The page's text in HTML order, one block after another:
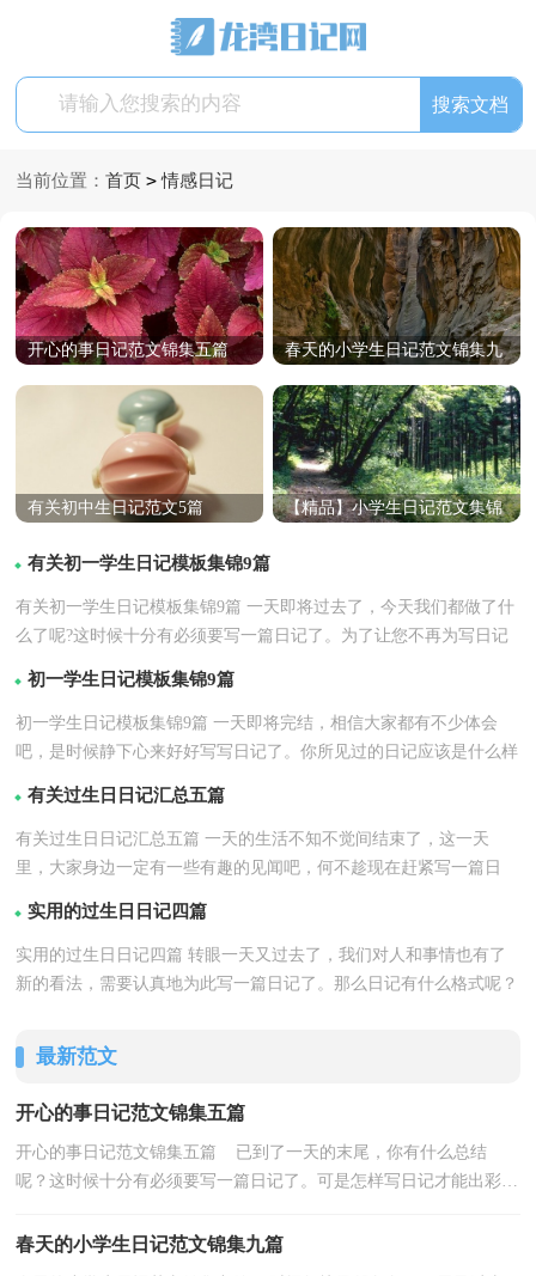
当前位置：首页 > 情感日记
开心的事日记范文锦集五篇
春天的小学生日记范文锦集九
有关初中生日记范文5篇
【精品】小学生日记范文集锦
有关初一学生日记模板集锦9篇
有关初一学生日记模板集锦9篇 一天即将过去了，今天我们都做了什
么了呢?这时候十分有必须要写一篇日记了。为了让您不再为写日记
头疼，以下是...【详情 】
初一学生日记模板集锦9篇
初一学生日记模板集锦9篇 一天即将完结，相信大家都有不少体会
吧，是时候静下心来好好写写日记了。你所见过的日记应该是什么样
的？下面是小编...【
详情 】
有关过生日日记汇总五篇
有关过生日日记汇总五篇 一天的生活不知不觉间结束了，这一天
里，大家身边一定有一些有趣的见闻吧，何不趁现在赶紧写一篇日
记。可是怎样写日记...【 详情
实用的过生日日记四篇
实用的过生日日记四篇 转眼一天又过去了，我们对人和事情也有了
新的看法，需要认真地为此写一篇日记了。那么日记有什么格式呢？
最新范文
开心的事日记范文锦集五篇
开心的事日记范文锦集五篇 已到了一天的末尾，你有什么总结
呢？这时候十分有必须要写一篇日记了。可是怎样写日记才能出彩
春天的小学生日记范文锦集九篇